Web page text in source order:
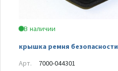
В наличии
крышка ремня безопасности
Арт.
7000-044301